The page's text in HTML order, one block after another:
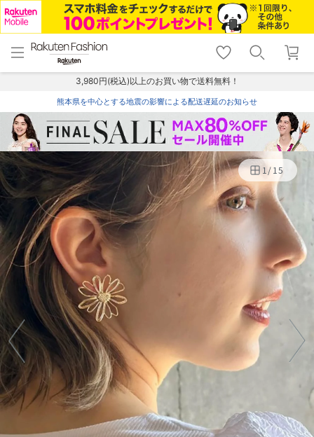
menu home
トップ
shopping_cart lock_outline
ログイン
3,980円(税込)以上のお買い物で送料無料！
熊本県を中心とする地震の影響による配送遅延のお知らせ
1/15